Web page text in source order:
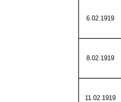
6.02.1919
8.02.1919
11.02.1919